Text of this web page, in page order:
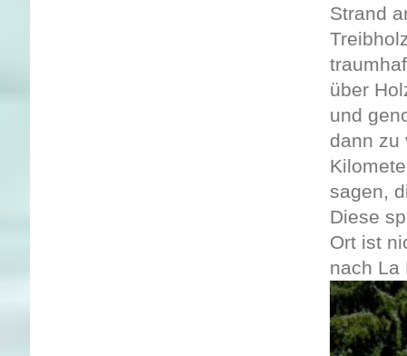
Strand
über
und
dann zu
sagen,
Diese
Ort ist
nach